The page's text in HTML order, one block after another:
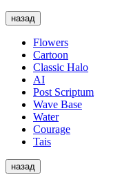
назад
Flowers
Cartoon
Classic Halo
AI
Post Scriptum
Wave Base
Water
Courage
Tais
назад